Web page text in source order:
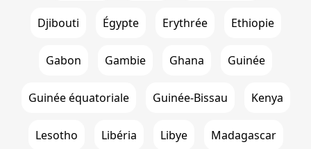
Djibouti Égypte Erythrée Ethiopie
Gabon Gambie Ghana Guinée
Guinée équatoriale Guinée-Bissau Kenya
Lesotho Libéria Libye Madagascar